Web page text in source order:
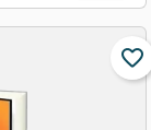
favorite_border